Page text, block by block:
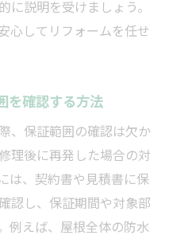
に説明を受けましょう。
心してリフォームを任せ
を確認する方法
、保証範囲の確認は欠か
理後に再発した場合の対
は、契約書や見積書に保
認し、保証期間や対象部
例えば、屋根全体の防水